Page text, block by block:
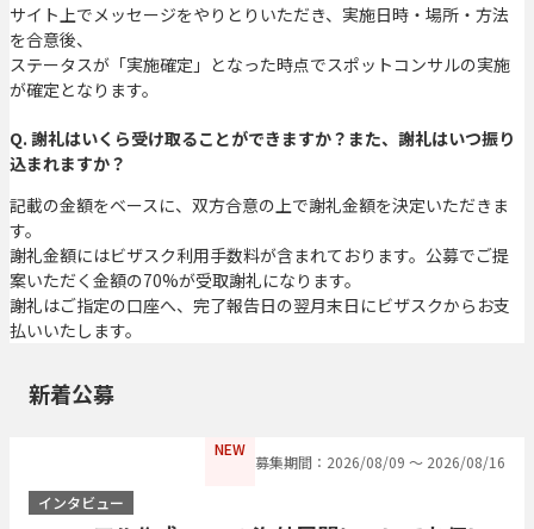
サイト上でメッセージをやりとりいただき、実施日時・場所・方法
を合意後、
ステータスが「実施確定」となった時点でスポットコンサルの実施
が確定となります。
Q. 謝礼はいくら受け取ることができますか？また、謝礼はいつ振り
込まれますか？
記載の金額をベースに、双方合意の上で謝礼金額を決定いただきま
す。
謝礼金額にはビザスク利用手数料が含まれております。公募でご提
案いただく金額の70%が受取謝礼になります。
謝礼はご指定の口座へ、完了報告日の翌月末日にビザスクからお支
払いいたします。
新着公募
NEW
募集期間：2026/08/09 〜 2026/08/16
インタビュー